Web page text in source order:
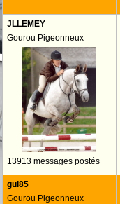
JLLEMEY
Gourou Pigeonneux
13913 messages postés
gui85
Gourou Pigeonneux